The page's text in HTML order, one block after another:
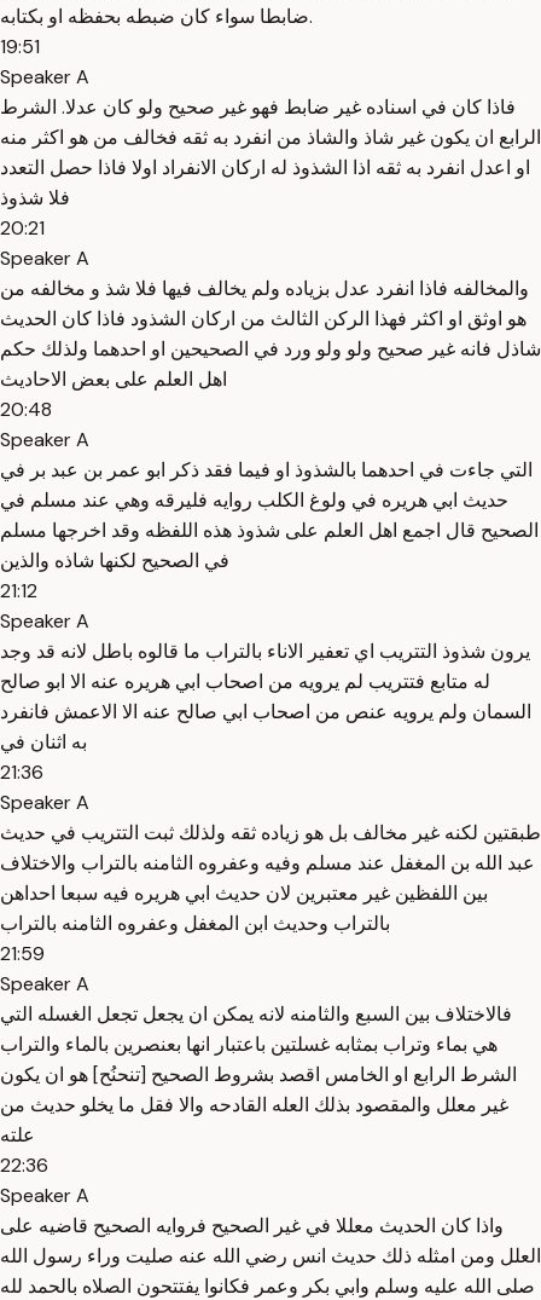
ضابطا سواء كان ضبطه بحفظه او بكتابه.
19:51
Speaker A
فاذا كان في اسناده غير ضابط فهو غير صحيح ولو كان عدلا. الشرط
الرابع ان يكون غير شاذ والشاذ من انفرد به ثقه فخالف من هو اكثر منه
او اعدل انفرد به ثقه اذا الشذوذ له اركان الانفراد اولا فاذا حصل التعدد
فلا شذوذ
20:21
Speaker A
والمخالفه فاذا انفرد عدل بزياده ولم يخالف فيها فلا شذ و مخالفه من
هو اوثق او اكثر فهذا الركن الثالث من اركان الشذود فاذا كان الحديث
شاذل فانه غير صحيح ولو ولو ورد في الصحيحين او احدهما ولذلك حكم
اهل العلم على بعض الاحاديث
20:48
Speaker A
التي جاءت في احدهما بالشذوذ او فيما فقد ذكر ابو عمر بن عبد بر في
حديث ابي هريره في ولوغ الكلب روايه فليرقه وهي عند مسلم في
الصحيح قال اجمع اهل العلم على شذوذ هذه اللفظه وقد اخرجها مسلم
في الصحيح لكنها شاذه والذين
21:12
Speaker A
يرون شذوذ التتريب اي تعفير الاناء بالتراب ما قالوه باطل لانه قد وجد
له متابع فتتريب لم يرويه من اصحاب ابي هريره عنه الا ابو صالح
السمان ولم يرويه عنص من اصحاب ابي صالح عنه الا الاعمش فانفرد
به اثنان في
21:36
Speaker A
طبقتين لكنه غير مخالف بل هو زياده ثقه ولذلك ثبت التتريب في حديث
عبد الله بن المغفل عند مسلم وفيه وعفروه الثامنه بالتراب والاختلاف
بين اللفظين غير معتبرين لان حديث ابي هريره فيه سبعا احداهن
بالتراب وحديث ابن المغفل وعفروه الثامنه بالتراب
21:59
Speaker A
فالاختلاف بين السبع والثامنه لانه يمكن ان يجعل تجعل الغسله التي
هي بماء وتراب بمثابه غسلتين باعتبار انها بعنصرين بالماء والتراب
الشرط الرابع او الخامس اقصد بشروط الصحيح [تنحنُح] هو ان يكون
غير معلل والمقصود بذلك العله القادحه والا فقل ما يخلو حديث من
علته
22:36
Speaker A
واذا كان الحديث معللا في غير الصحيح فروايه الصحيح قاضيه على
العلل ومن امثله ذلك حديث انس رضي الله عنه صليت وراء رسول الله
صلى الله عليه وسلم وابي بكر وعمر فكانوا يفتتحون الصلاه بالحمد لله